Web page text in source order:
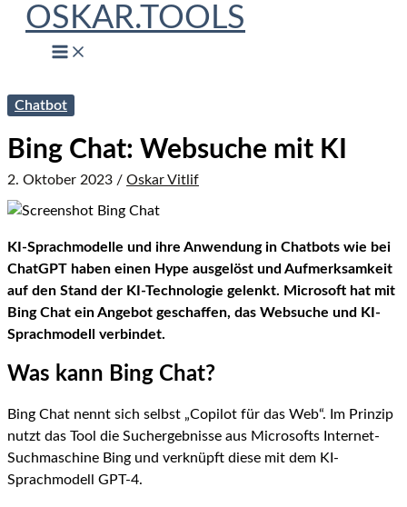
Zum
springen
OSKAR.TOOLS
Chatbot
Bing Chat: Websuche mit KI
2. Oktober 2023 / Oskar Vitlif
KI-Sprachmodelle und ihre Anwendung in Chatbots wie bei
ChatGPT haben einen Hype ausgelöst und Aufmerksamkeit
auf den Stand der KI-Technologie gelenkt. Microsoft hat mit
Bing Chat ein Angebot geschaffen, das Websuche und KI-
Sprachmodell verbindet.
Was kann Bing Chat?
Bing Chat nennt sich selbst „Copilot für das Web“. Im Prinzip
nutzt das Tool die Suchergebnisse aus Microsofts Internet-
Suchmaschine Bing und verknüpft diese mit dem KI-
Sprachmodell GPT-4.